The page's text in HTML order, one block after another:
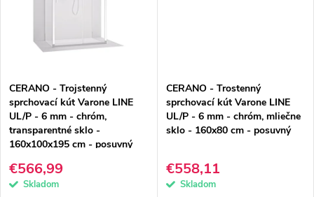
CERANO - Trojstenný
sprchovací kút Varone LINE
UL/P - 6 mm - chróm,
transparentné sklo -
160x100x195 cm - posuvný
€566,99
Skladom
CERANO - Trostenný
sprchovací kút Varone LINE
UL/P - 6 mm - chróm, mliečne
sklo - 160x80 cm - posuvný
€558,11
Skladom